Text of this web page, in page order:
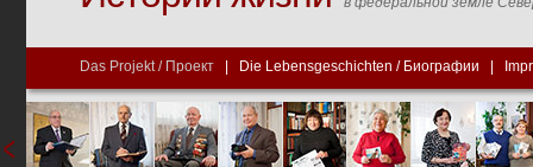
Das Projekt / Проект Die Lebensgeschichten / Биографии